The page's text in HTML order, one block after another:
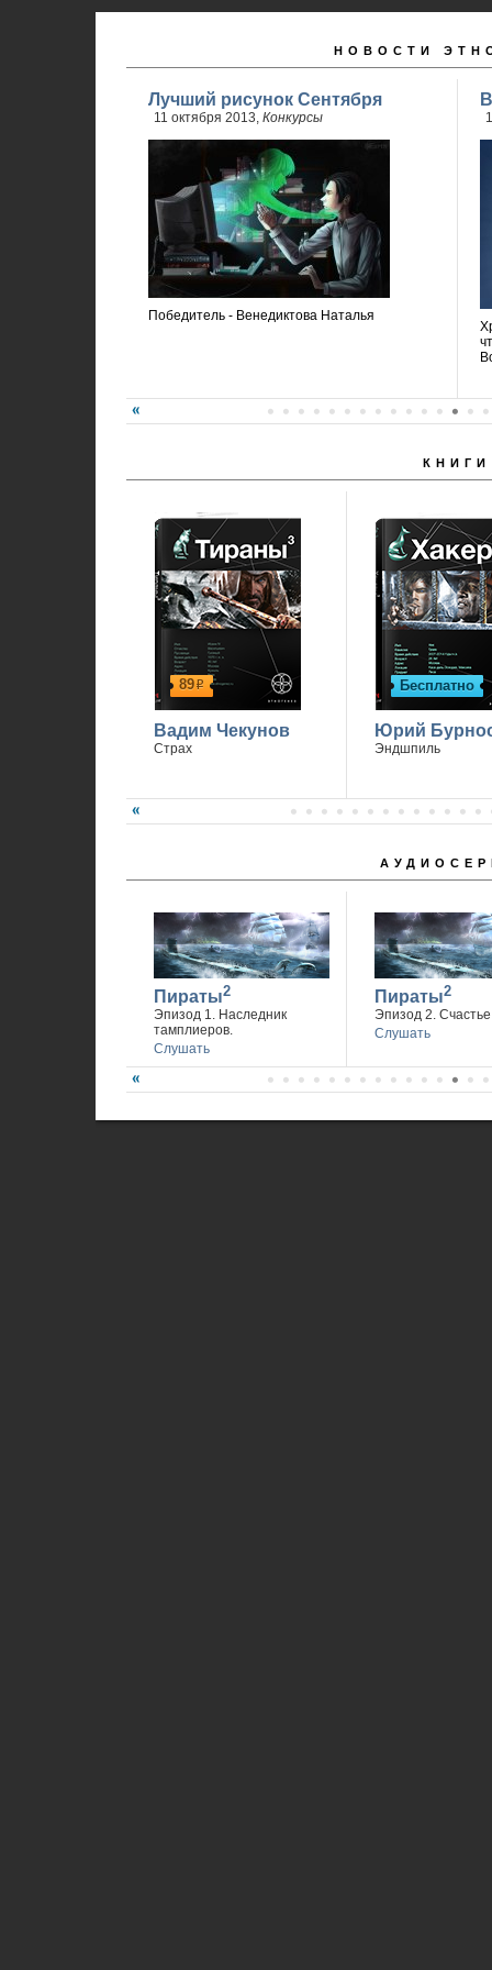
НОВОСТИ
Лучший рисунок Сентября
11 октября 2013, Конкурсы
Победитель - Венедиктова Наталья
КНИГИ
89р
Вадим Чекунов
Страх
Бесплатно
Юрий
Эндшпиль
Пираты2
Эпизод 1. Наследник
тамплиеров.
Слушать
Пираты2
Эпизод 2. Счастье
Слушать